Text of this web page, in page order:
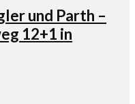
und Parth –
12+1 in